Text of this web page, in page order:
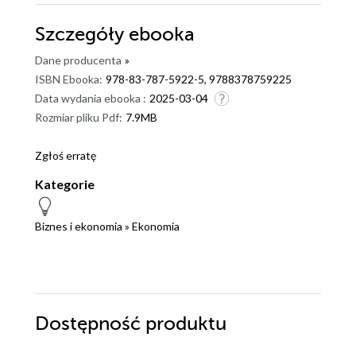
Szczegóły ebooka
Dane producenta »
ISBN Ebooka: 978-83-787-5922-5, 9788378759225
Data wydania ebooka : 2025-03-04
Rozmiar pliku Pdf: 7.9MB
Zgłoś erratę
Kategorie
Biznes i ekonomia » Ekonomia
Dostępność produktu